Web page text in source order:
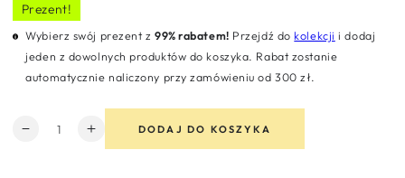
Prezent!
Wybierz swój prezent z99% rabatem! Przejdź dokolekcji i dodaj
jeden z dowolnych produktów do koszyka. Rabat zostanie
automatycznie naliczony przy zamówieniu od 300 zł.
Ilość
Zmniejsz
Zwiększ
ilość
DODAJ DO KOSZYKA